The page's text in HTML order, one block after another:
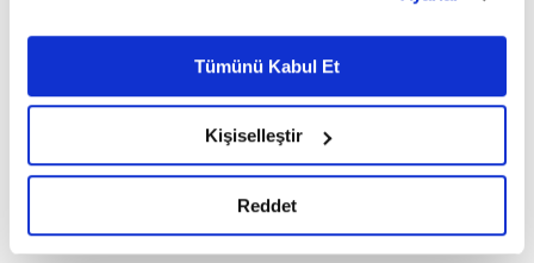
belirleyebilirsiniz. Çerezlere ilişkin detaylı bilgi için
Ayarlar butonuna tıklayabilir,Çerez Bilgilendirme
Metnimizi ziyaret edebilirsiniz.
6698 sayılı Kişisel Verilerin Korunması Kanunu uyarınca
okumak ve sitemizi ziyaretiniz kapsamında
gerçekleştirilen veri işleme faaliyetleri ile ilgili daha
detaylı bilgi almak için lütfentıklayınız.
Tümünü Kabul Et
Kişiselleştir
Reddet
çalışmanın ve 40 bin saati aşan emeğin ürünü
olarak geliştirildi.
Mustafa Orhun Çetin
Rolls-Royce tasarımcıları, Phantom'un 1920'lerden
bugüne uzanan tarihini, önemli sahiplerini ve